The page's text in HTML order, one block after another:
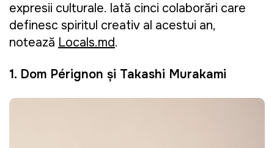
expresii culturale. Iată cinci colaborări care
definesc spiritul creativ al acestui an,
notează Locals.md.
1. Dom Pérignon și Takashi Murakami